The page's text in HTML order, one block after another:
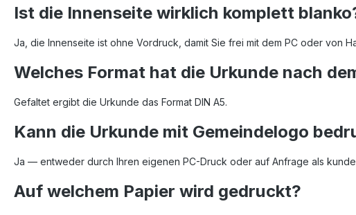
Ist die Innenseite wirklich komplett
Ja, die Innenseite ist ohne Vordruck, damit Sie frei mit dem PC oder von
Welches Format hat die Urkunde nach
Gefaltet ergibt die Urkunde das Format DIN A5.
Kann die Urkunde mit Gemeindelogo
Ja — entweder durch Ihren eigenen PC-Druck oder auf Anfrage als
Auf welchem Papier wird gedruckt?